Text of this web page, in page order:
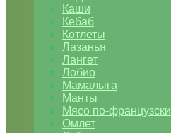
Каши
Кебаб
Котлеты
Лазанья
Лангет
Лобио
Мамалыга
Манты
Мясо по-французски
Омлет